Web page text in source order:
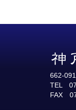
662-
TEL
FAX